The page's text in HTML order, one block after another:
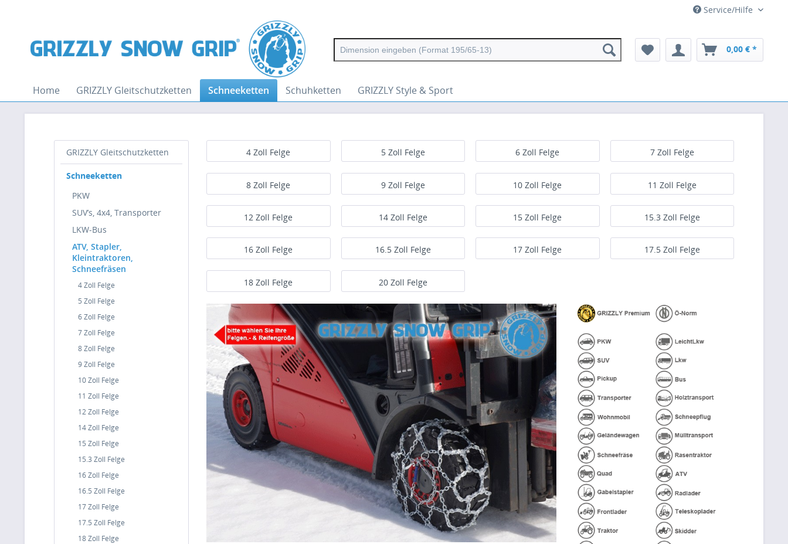
Service/Hilfe
0,00 € *
Home GRIZZLY Gleitschutzketten Schneeketten Schuhketten GRIZZLY Style & Sport
GRIZZLY Gleitschutzketten
Schneeketten
PKW
SUV’s, 4x4, Transporter
LKW-Bus
ATV, Stapler,
Kleintraktoren,
Schneefräsen
4 Zoll Felge
5 Zoll Felge
6 Zoll Felge
7 Zoll Felge
8 Zoll Felge
9 Zoll Felge
10 Zoll Felge
11 Zoll Felge
12 Zoll Felge
14 Zoll Felge
15 Zoll Felge
15.3 Zoll Felge
16 Zoll Felge
16.5 Zoll Felge
17 Zoll Felge
17.5 Zoll Felge
18 Zoll Felge
4 Zoll Felge 5 Zoll Felge 6 Zoll Felge 7 Zoll Felge
8 Zoll Felge 9 Zoll Felge 10 Zoll Felge 11 Zoll Felge
12 Zoll Felge 14 Zoll Felge 15 Zoll Felge 15.3 Zoll Felge
16 Zoll Felge 16.5 Zoll Felge 17 Zoll Felge 17.5 Zoll Felge
18 Zoll Felge 20 Zoll Felge